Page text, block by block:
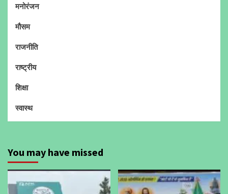
मनोरंजन
मौसम
राजनीति
राष्ट्रीय
शिक्षा
स्वास्थ
You may have missed